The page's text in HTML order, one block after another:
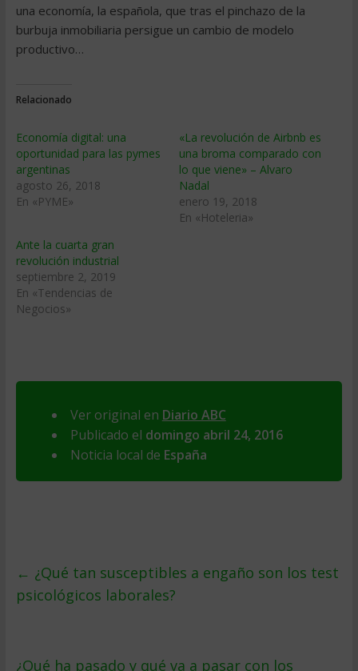
una economía, la española, que tras el pinchazo de la
burbuja inmobiliaria persigue un cambio de modelo
productivo…
Relacionado
Economía digital: una
oportunidad para las pymes
argentinas
agosto 26, 2018
En «PYME»
«La revolución de Airbnb es
una broma comparado con
lo que viene» – Alvaro
Nadal
enero 19, 2018
En «Hoteleria»
Ante la cuarta gran
revolución industrial
septiembre 2, 2019
En «Tendencias de
Negocios»
Ver original en Diario ABC
Publicado el domingo abril 24, 2016
Noticia local de España
← ¿Qué tan susceptibles a engaño son los test
psicológicos laborales?
¿Qué ha pasado y qué va a pasar con los